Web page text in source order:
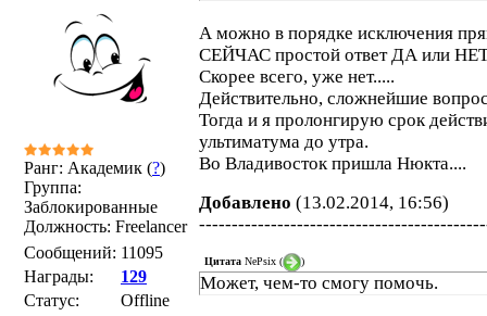
Ранг: Академик (?)
Группа:
Заблокированные
Должность: Freelancer
Сообщений: 11095
Награды:
129
Статус:
Offline
А можно в порядке исключения
СЕЙЧАС простой ответ ДА или
Скорее всего, уже нет.....
Действительно, сложнейшие
Тогда и я пролонгирую срок
ультиматума до утра.
Во Владивосток пришла Нюкта....
Добавлено (13.02.2014, 16:56)
Цитата NePsix ( )
Может, чем-то смогу помочь.